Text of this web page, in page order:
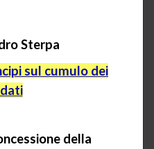
Sterpa
sul cumulo dei
della